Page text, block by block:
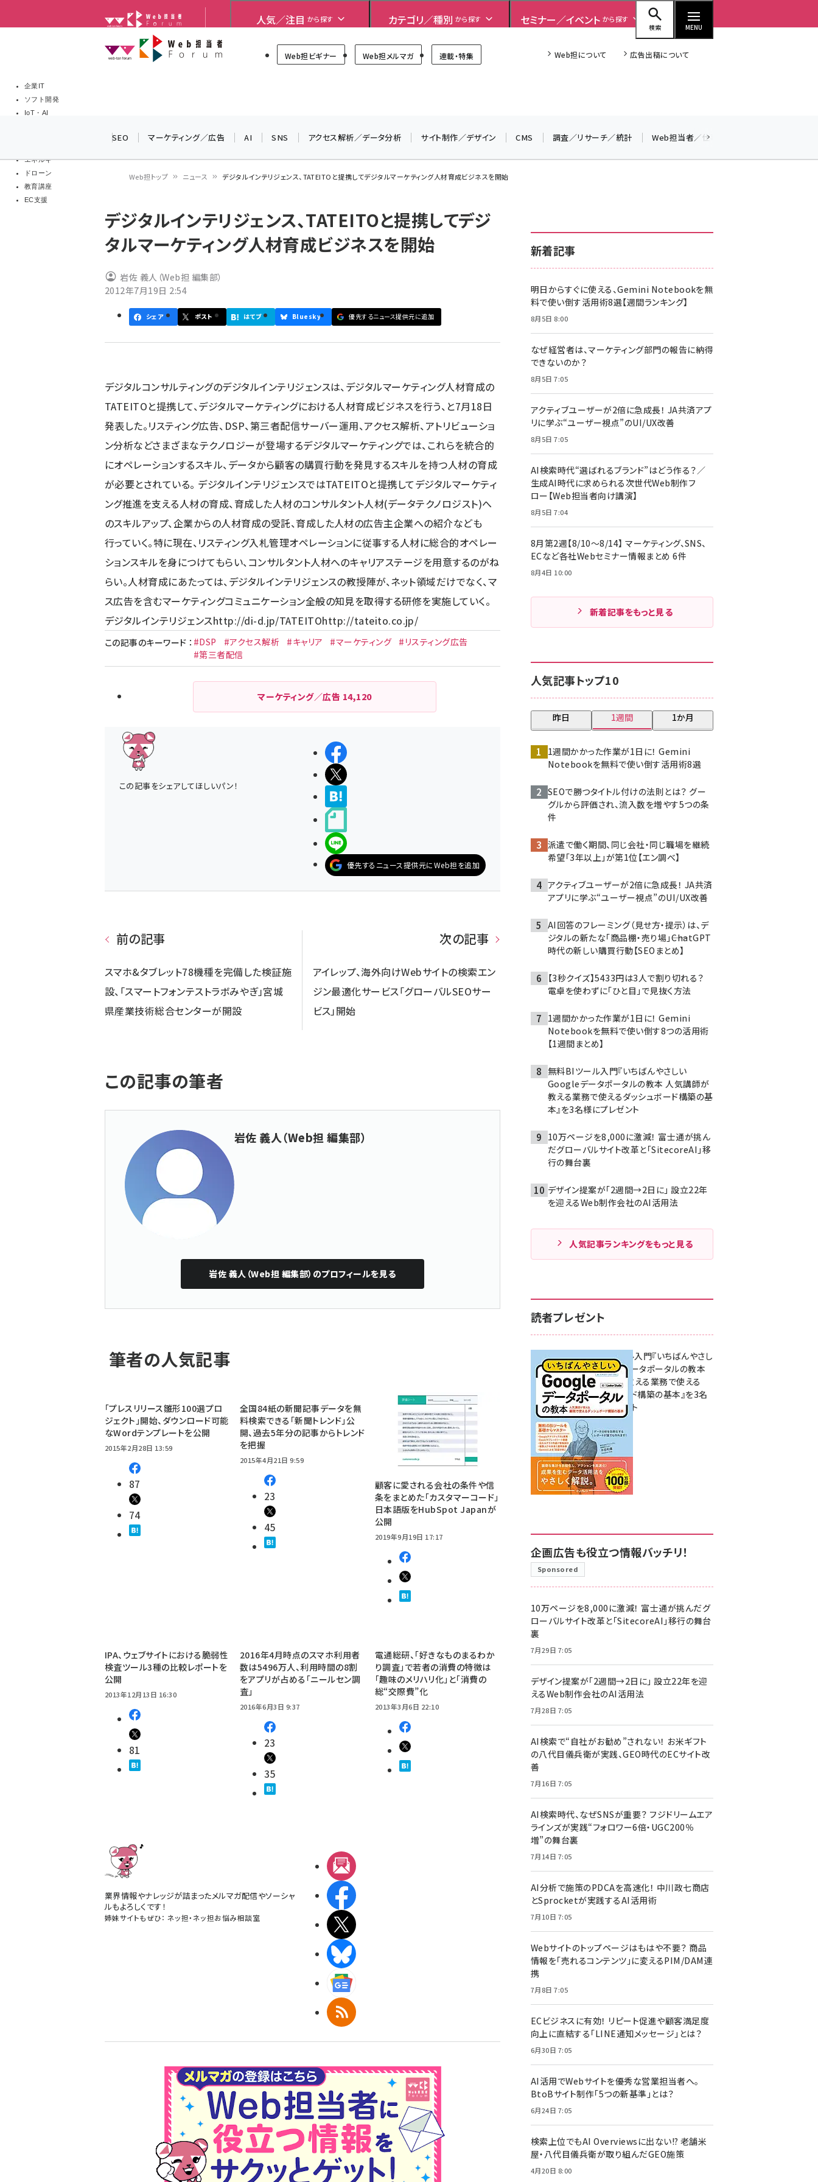
イ
企業IT
ソフト開発
IoT・AI
エネルギー
ドローン
教育講座
EC支援
Web担当者Forum
Web担ビギナー Web担メルマガ 連載・特集 Web担について 広告出稿について
検索 MENU
Web担当者Forum人気／注目 から探す カテゴリ／種別 から探す セミナー／イベント から探す
ai (2799)
z世代 (1617)
llmo (1155)
SEO マーケティング／広告 AI SNS アクセス解析／データ分析 サイト制作／デザイン CMS 調査／リサーチ／統計 Web担当者／仕事
ン
く
ず
Web担トップ ニュース デジタルインテリジェンス、TATEITOと提携してデジタルマーケティング人材育成ビジネスを開始
デジタルインテリジェンス、TATEITOと提携してデジ
タルマーケティング人材育成ビジネスを開始
岩佐 義人（Web担 編集部）
2012年7月19日 2:54
シェア ポスト はてブ Bluesky 優先するニュース提供元に追加
デジタルコンサルティングのデジタルインテリジェンスは、デジタルマーケティング人材育成の
TATEITOと提携して、デジタルマーケティングにおける人材育成ビジネスを行う、と7月18日
発表した。リスティング広告、DSP、第三者配信サーバー運用、アクセス解析、アトリビューショ
ン分析などさまざまなテクノロジーが登場するデジタルマーケティングでは、これらを統合的
にオペレーションするスキル、データから顧客の購買行動を発見するスキルを持つ人材の育成
が必要とされている。 デジタルインテリジェンスではTATEITOと提携してデジタルマーケティ
ング推進を支える人材の育成、育成した人材のコンサルタント人材(データテクノロジスト)へ
のスキルアップ、企業からの人材育成の受託、育成した人材の広告主企業への紹介なども
行っていく。特に現在、リスティング入札管理オペレーションに従事する人材に総合的オペレー
ションスキルを身につけてもらい、コンサルタント人材へのキャリアステージを用意するのがね
らい。人材育成にあたっては、デジタルインテリジェンスの教授陣が、ネット領域だけでなく、マ
ス広告を含むマーケティングコミュニケーション全般の知見を取得する研修を実施していく。
デジタルインテリジェンスhttp://di-d.jp/TATEITOhttp://tateito.co.jp/
この記事のキーワード ： #DSP #アクセス解析 #キャリア #マーケティング
#リスティング広告
#第三者配信
マーケティング／広告 14,120
この記事をシェアしてほしいパン！
シェアする
ポストする
LINEで送る
優先するニュース提供元にWeb担を追加
前の記事
スマホ&タブレット78機種を完備した検証施
設、「スマートフォンテストラボみやぎ」宮城
県産業技術総合センターが開設
次の記事
アイレップ、海外向けWebサイトの検索エン
ジン最適化サービス「グローバルSEOサー
ビス」開始
この記事の筆者
岩佐 義人（Web担 編集部）
岩佐 義人（Web担 編集部） のプロフィールを見る
筆者の人気記事
「プレスリリース雛形100選プロ
ジェクト」開始、ダウンロード可能
なWordテンプレートを公開
2015年2月28日 13:59
87
74
全国84紙の新聞記事データを無
料検索できる「新聞トレンド」公
開、過去5年分の記事からトレンド
を把握
2015年4月21日 9:59
23
45
顧客に愛される会社の条件や信
条をまとめた「カスタマーコード」
日本語版をHubSpot Japanが
公開
2019年9月19日 17:17
IPA、ウェブサイトにおける脆弱性
検査ツール3種の比較レポートを
公開
2013年12月13日 16:30
81
2016年4月時点のスマホ利用者
数は5496万人、利用時間の8割
をアプリが占める「ニールセン調
査」
2016年6月3日 9:37
23
35
電通総研、「好きなものまるわか
り調査」で若者の消費の特徴は
「趣味のメリハリ化」と「消費の
総“交際費”化
2013年3月6日 22:10
業界情報やナレッジが詰まったメルマガ配信やソーシャ
ルもよろしくです！
姉妹サイトもぜひ： ネッ担・ネッ担お悩み相談室
RSS
新着記事
明日からすぐに使える、Gemini Notebookを無
料で使い倒す活用術8選【週間ランキング】
8月5日 8:00
なぜ経営者は、マーケティング部門の報告に納得
できないのか？
8月5日 7:05
アクティブユーザーが2倍に急成長！ JA共済アプ
リに学ぶ“ユーザー視点”のUI/UX改善
8月5日 7:05
AI検索時代“選ばれるブランド”はどう作る？／
生成AI時代に求められる次世代Web制作フ
ロー【Web担当者向け講演】
8月5日 7:04
8月第2週【8/10～8/14】 マーケティング、SNS、
ECなど各社Webセミナー情報まとめ 6件
8月4日 10:00
新着記事をもっと見る
人気記事トップ10
昨日 1週間 1か月
1週間かかった作業が1日に！ Gemini
Notebookを無料で使い倒す活用術8選
SEOで勝つタイトル付けの法則とは？ グー
グルから評価され、流入数を増やす5つの条
件
派遣で働く期間、同じ会社・同じ職場を継続
希望「3年以上」が第1位【エン調べ】
アクティブユーザーが2倍に急成長！ JA共済
アプリに学ぶ“ユーザー視点”のUI/UX改善
AI回答のフレーミング（見せ方・提示）は、デ
ジタルの新たな「商品棚・売り場」――ChatGPT
時代の新しい購買行動【SEOまとめ】
【3秒クイズ】5433円は3人で割り切れる？
電卓を使わずに「ひと目」で見抜く方法
1週間かかった作業が1日に！ Gemini
Notebookを無料で使い倒す8つの活用術
【1週間まとめ】
無料BIツール入門『いちばんやさしい
Googleデータポータルの教本 人気講師が
教える業務で使えるダッシュボード構築の基
本』を3名様にプレゼント
10万ページを8,000に激減！ 富士通が挑ん
だグローバルサイト改革と「SitecoreAI」移
行の舞台裏
デザイン提案が「2週間→2日に」 設立22年
を迎えるWeb制作会社のAI活用法
人気記事ランキングをもっと見る
読者プレゼント
無料BIツール入門『いちばんやさし
いGoogleデータポータルの教本
人気講師が教える業務で使える
ダッシュボード構築の基本』を3名
様にプレゼント
7月31日 10:00
企画広告も役立つ情報バッチリ！
Sponsored
10万ページを8,000に激減！ 富士通が挑んだグ
ローバルサイト改革と「SitecoreAI」移行の舞台
裏
7月29日 7:05
デザイン提案が「2週間→2日に」 設立22年を迎
えるWeb制作会社のAI活用法
7月28日 7:05
AI検索で“自社がお勧め”されない！ お米ギフト
の八代目儀兵衛が実践、GEO時代のECサイト改
善
7月16日 7:05
AI検索時代、なぜSNSが重要？ フジドリームエア
ラインズが実践“フォロワー6倍・UGC200％
増”の舞台裏
7月14日 7:05
AI分析で施策のPDCAを高速化！ 中川政七商店
とSprocketが実践するAI活用術
7月10日 7:05
Webサイトのトップページはもはや不要？ 商品
情報を「売れるコンテンツ」に変えるPIM/DAM連
携
7月8日 7:05
ECビジネスに有効！ リピート促進や顧客満足度
向上に直結する「LINE通知メッセージ」とは？
6月30日 7:05
AI活用でWebサイトを優秀な営業担当者へ。
BtoBサイト制作「5つの新基準」とは？
6月24日 7:05
検索上位でもAI Overviewsに出ない!? 老舗米
屋・八代目儀兵衛が取り組んだGEO施策
4月20日 8:00
▼アンケートページはこちらから▼